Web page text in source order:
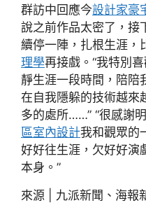
群訪中回應今設計家豪
說之前作品太密了，接
續停一陣，扎根生涯，
理學再接戲。“我特別
靜生涯一段時間，陪陪
在自我隱躲的技術越來
多的處所……” “很感謝
區室內設計我和觀眾的
好好往生涯，欠好好演
本身。”
來源 | 九派新聞、海報